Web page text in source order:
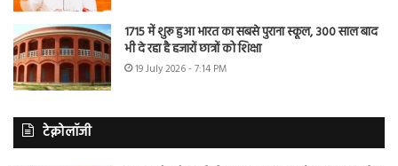
1715 में शुरू हुआ भारत का सबसे पुराना स्कूल, 300 साल बाद
भी दे रहा है हजारों छात्रों को शिक्षा
19 July 2026 - 7:14 PM
टेक्नोलॉजी